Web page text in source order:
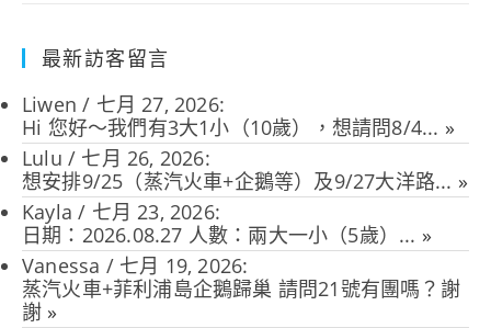
最新訪客留言
Liwen / 七月 27, 2026:
Hi 您好～我們有3大1小（10歲），想請問8/4... »
Lulu / 七月 26, 2026:
想安排9/25（蒸汽火車+企鵝等）及9/27大洋路... »
Kayla / 七月 23, 2026:
日期：2026.08.27 人數：兩大一小（5歲）... »
Vanessa / 七月 19, 2026:
蒸汽火車+菲利浦島企鵝歸巢 請問21號有團嗎？謝
謝 »